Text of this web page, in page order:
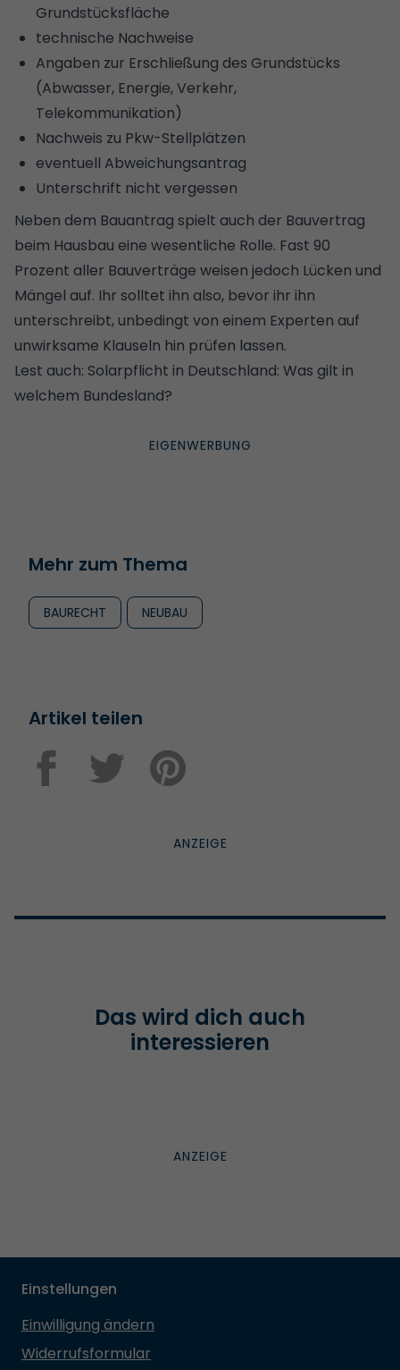
Grundstücksfläche
technische Nachweise
Angaben zur Erschließung des Grundstücks
(Abwasser, Energie, Verkehr,
Telekommunikation)
Nachweis zu Pkw-Stellplätzen
eventuell Abweichungsantrag
Unterschrift nicht vergessen
Neben dem Bauantrag spielt auch der Bauvertrag
beim Hausbau eine wesentliche Rolle. Fast 90
Prozent aller Bauverträge weisen jedoch Lücken und
Mängel auf. Ihr solltet ihn also, bevor ihr ihn
unterschreibt, unbedingt von einem Experten auf
unwirksame Klauseln hin prüfen lassen.
Lest auch: Solarpflicht in Deutschland: Was gilt in
welchem Bundesland?
Mehr zum Thema
BAURECHT NEUBAU
Artikel teilen
Das wird dich auch
interessieren
Einstellungen
Einwilligung ändern
Widerrufsformular